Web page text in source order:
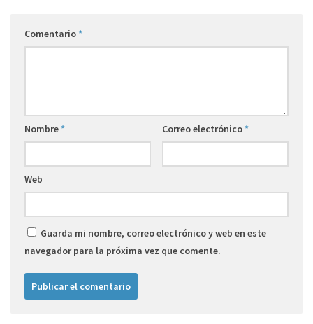
Comentario*
Nombre* Correo electrónico*
Web
Guarda mi nombre, correo electrónico y web en este
navegador para la próxima vez que comente.